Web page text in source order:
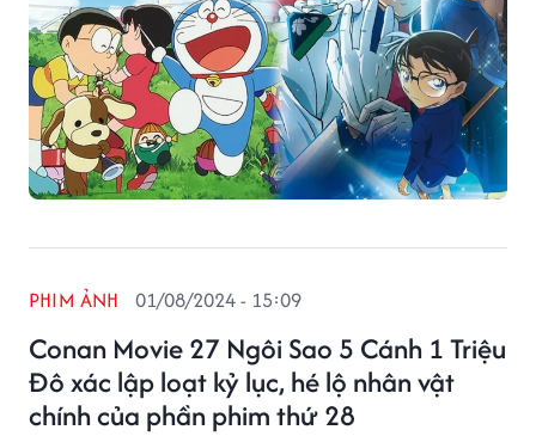
Conan Movie 27 Ngôi Sao 5 Cánh 1 Triệu
Đô xác lập loạt kỷ lục, hé lộ nhân vật
chính của phần phim thứ 28
PHIM ẢNH 01/08/2024 - 15:09